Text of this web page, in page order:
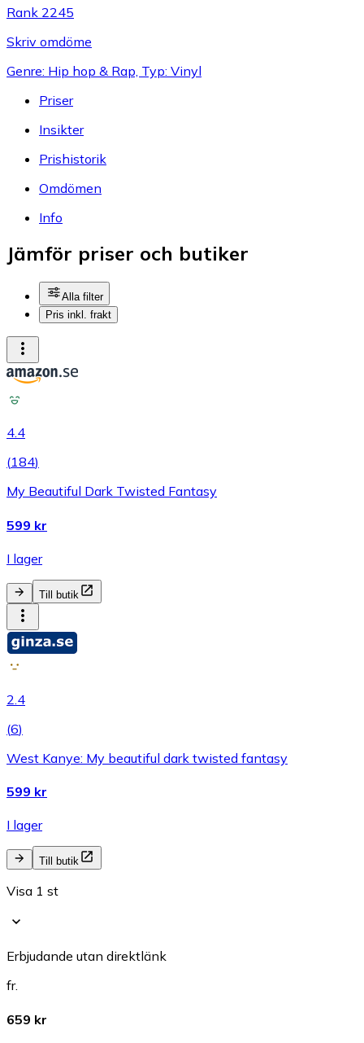
Rank 2245
Skriv omdöme
Genre: Hip hop & Rap, Typ: Vinyl
Priser
Insikter
Prishistorik
Omdömen
Info
Jämför priser och butiker
Alla filter
Pris inkl. frakt
4.4
(184)
My Beautiful Dark Twisted Fantasy
599 kr
I lager
Till butik
2.4
(6)
West Kanye: My beautiful dark twisted fantasy
599 kr
I lager
Till butik
Visa 1 st
Erbjudande utan direktlänk
fr.
659 kr